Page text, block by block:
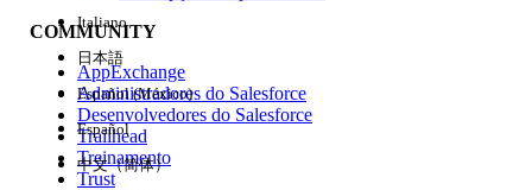
Experiência
COMMUNITY
AppExchange
Administradores do Salesforce
Desenvolvedores do Salesforce
Trailhead
Treinamento
Trust
Italiano
日本語
Español (México)
Español
中文（简体）